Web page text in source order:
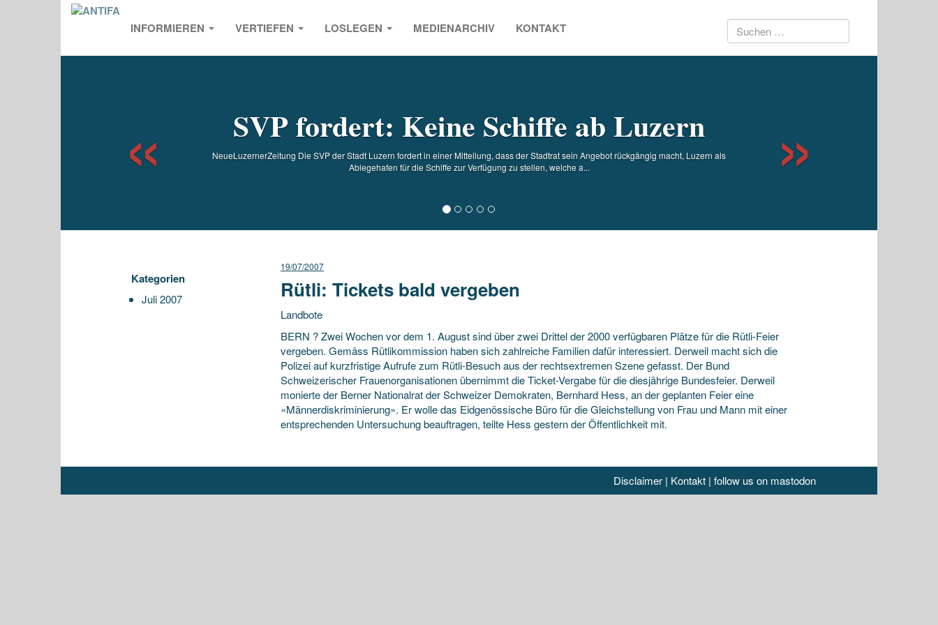
INFORMIEREN VERTIEFEN LOSLEGEN MEDIENARCHIV KONTAKT Suchen
SVP fordert: Keine Schiffe ab Luzern
NeueLuzernerZeitung Die SVP der Stadt Luzern fordert in einer Mitteilung, dass der Stadtrat sein Angebot rückgängig macht, Luzern als
Ablegehafen für die Schiffe zur Verfügung zu stellen, welche a...
Kategorien
Juli 2007
19/07/2007
Rütli: Tickets bald vergeben
Landbote
BERN ? Zwei Wochen vor dem 1. August sind über zwei Drittel der 2000 verfügbaren Plätze für die Rütli-Feier
vergeben. Gemäss Rütlikommission haben sich zahlreiche Familien dafür interessiert. Derweil macht sich die
Polizei auf kurzfristige Aufrufe zum Rütli-Besuch aus der rechtsextremen Szene gefasst. Der Bund
Schweizerischer Frauenorganisationen übernimmt die Ticket-Vergabe für die diesjährige Bundesfeier. Derweil
monierte der Berner Nationalrat der Schweizer Demokraten, Bernhard Hess, an der geplanten Feier eine
«Männerdiskriminierung». Er wolle das Eidgenössische Büro für die Gleichstellung von Frau und Mann mit einer
entsprechenden Untersuchung beauftragen, teilte Hess gestern der Öffentlichkeit mit.
Disclaimer| Kontakt| follow us on mastodon